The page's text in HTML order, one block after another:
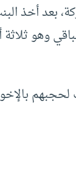
بعد أخذ
وهو